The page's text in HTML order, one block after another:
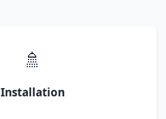
🚿
Installation